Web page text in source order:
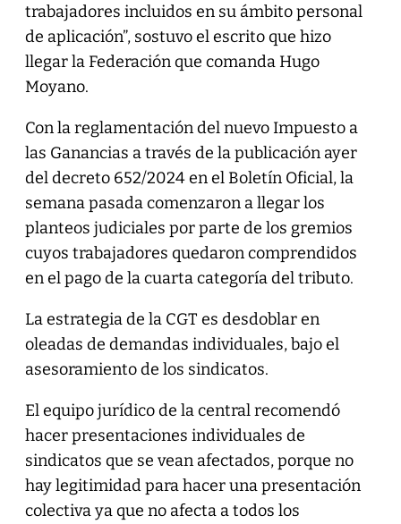
trabajadores incluidos en su ámbito personal
de aplicación”, sostuvo el escrito que hizo
llegar la Federación que comanda Hugo
Moyano.
Con la reglamentación del nuevo Impuesto a
las Ganancias a través de la publicación ayer
del decreto 652/2024 en el Boletín Oficial, la
semana pasada comenzaron a llegar los
planteos judiciales por parte de los gremios
cuyos trabajadores quedaron comprendidos
en el pago de la cuarta categoría del tributo.
La estrategia de la CGT es desdoblar en
oleadas de demandas individuales, bajo el
asesoramiento de los sindicatos.
El equipo jurídico de la central recomendó
hacer presentaciones individuales de
sindicatos que se vean afectados, porque no
hay legitimidad para hacer una presentación
colectiva ya que no afecta a todos los